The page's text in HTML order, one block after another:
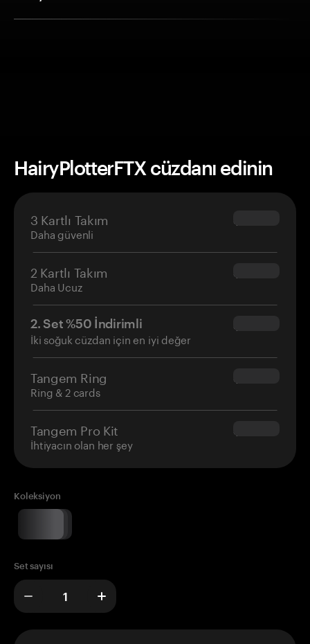
HairyPlotterFTX cüzdanı edinin
3 Kartlı Takım
Daha güvenli
$69.90
2 Kartlı Takım
Daha Ucuz
$54.90
2. Set %50 İndirimli
İki soğuk cüzdan için en iyi değer
$34.95
Tangem Ring
Ring & 2 cards
$160.00
Tangem Pro Kit
İhtiyacın olan her şey
$180.00
Koleksiyon
Set sayısı